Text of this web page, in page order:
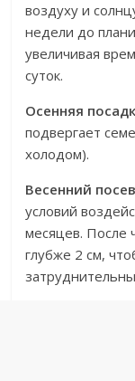
воздуху и
недели до
увеличивая
суток.
Осенняя
подвергает
холодом).
Весенний посев
условий
месяцев. После
глубже 2 см,